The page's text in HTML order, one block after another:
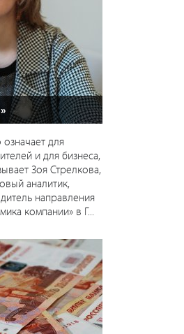
означает для
и для бизнеса,
Зоя Стрелкова,
аналитик,
направления
компании» в Г...